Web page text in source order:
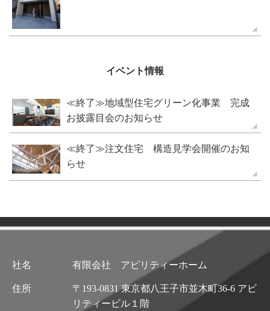
イベント情報
≪終了≫地域型住宅グリーン化事業 完成
お披露目会のお知らせ
≪終了≫注文住宅 構造見学会開催のお知
らせ
社名 有限会社 アビリティーホーム
住所
〒193-0831 東京都八王子市並木町36-6 アビ
リティービル１階